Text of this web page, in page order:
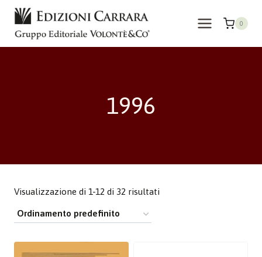
Salta
contenuto
0
1996
Visualizzazione di 1-12 di 32 risultati